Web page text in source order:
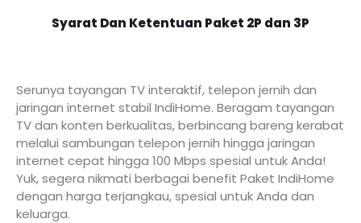
Syarat Dan Ketentuan Paket 2P dan 3P
Serunya tayangan TV interaktif, telepon jernih dan
jaringan internet stabil IndiHome. Beragam tayangan
TV dan konten berkualitas, berbincang bareng kerabat
melalui sambungan telepon jernih hingga jaringan
internet cepat hingga 100 Mbps spesial untuk Anda!
Yuk, segera nikmati berbagai benefit Paket IndiHome
dengan harga terjangkau, spesial untuk Anda dan
keluarga.